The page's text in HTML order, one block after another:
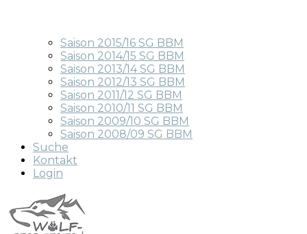
Saison 2015/16 SG BBM
Saison 2014/15 SG BBM
Saison 2013/14 SG BBM
Saison 2012/13 SG BBM
Saison 2011/12 SG BBM
Saison 2010/11 SG BBM
Saison 2009/10 SG BBM
Saison 2008/09 SG BBM
Suche
Kontakt
Login